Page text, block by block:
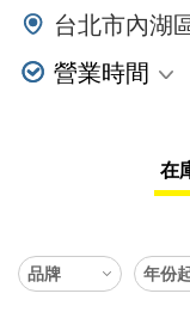
台北市內湖
營業時間
星期四
星期五
在